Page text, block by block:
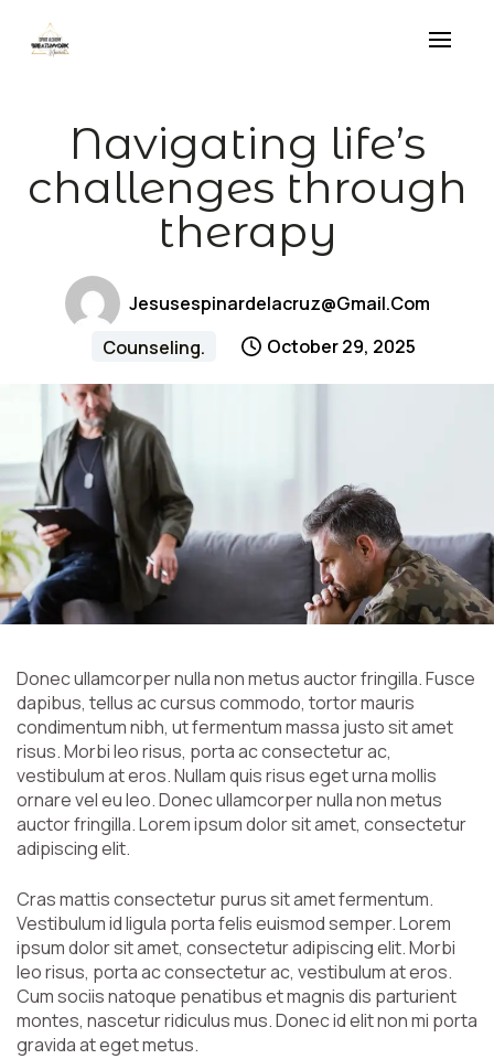
Skip
Navigating life’s
challenges through
therapy
Jesusespinardelacruz@gmail.com
Counseling.
October 29, 2025
Donec ullamcorper nulla non metus auctor fringilla. Fusce
dapibus, tellus ac cursus commodo, tortor mauris
condimentum nibh, ut fermentum massa justo sit amet
risus. Morbi leo risus, porta ac consectetur ac,
vestibulum at eros. Nullam quis risus eget urna mollis
ornare vel eu leo. Donec ullamcorper nulla non metus
auctor fringilla. Lorem ipsum dolor sit amet, consectetur
adipiscing elit.
Cras mattis consectetur purus sit amet fermentum.
Vestibulum id ligula porta felis euismod semper. Lorem
ipsum dolor sit amet, consectetur adipiscing elit. Morbi
leo risus, porta ac consectetur ac, vestibulum at eros.
Cum sociis natoque penatibus et magnis dis parturient
montes, nascetur ridiculus mus. Donec id elit non mi porta
gravida at eget metus.